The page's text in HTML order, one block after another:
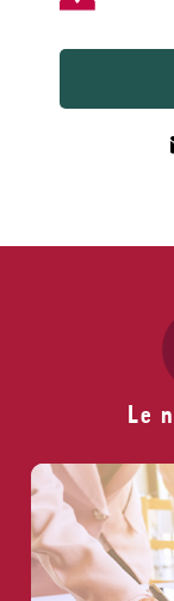
Le